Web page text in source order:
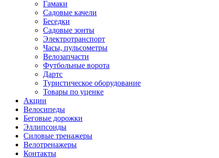
Гамаки
Садовые качели
Беседки
Садовые зонты
Электротранспорт
Часы, пульсометры
Велозапчасти
Футбольные ворота
Дартс
Туристическое оборудование
Товары по уценке
Акции
Велосипеды
Беговые дорожки
Эллипсоиды
Силовые тренажеры
Велотренажеры
Контакты